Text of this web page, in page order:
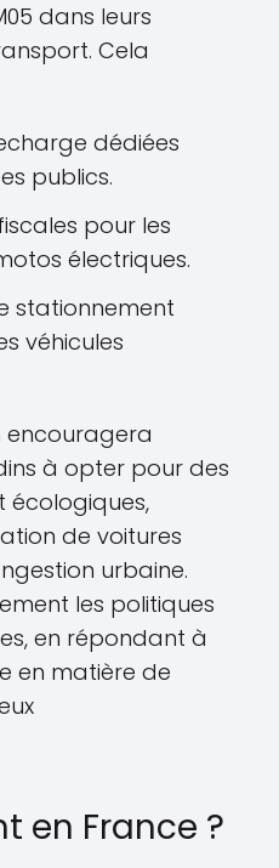
dans leurs
Cela
dédiées
publics.
pour les
électriques.
stationnement
véhicules
encouragera
à opter pour des
écologiques,
de voitures
urbaine.
les politiques
en répondant à
en matière de
en France ?